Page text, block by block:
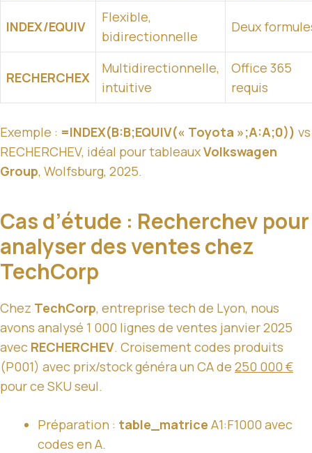
INDEX/EQUIV
Flexible,
bidirectionnelle
Deux
RECHERCHEX
Multidirectionnelle,
intuitive
Office 365
requis
Exemple : =INDEX(B:B;EQUIV(« Toyota »;A:A;0)) vs
RECHERCHEV, idéal pour tableauxVolkswagen
Group, Wolfsburg, 2025.
Cas d’étude : Recherchev pour
analyser des ventes chez
TechCorp
Chez TechCorp, entreprise tech de Lyon, nous
avons analysé 1 000 lignes de ventes janvier 2025
avec RECHERCHEV. Croisement codes produits
(P001) avec prix/stock généra un CA de 250 000 €
pour ce SKU seul.
Préparation : table_matrice A1:F1000 avec
codes en A.